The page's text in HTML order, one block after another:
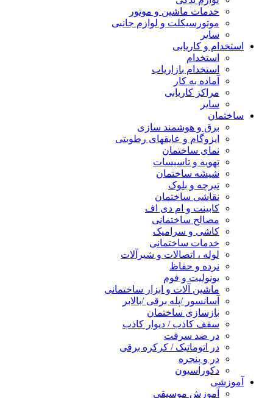
خدمات ماشین و موتور
موتورسیکلت و لوازم جانبی
سایر
استخدام و کاریابی
استخدام
استخدام بازاریاب
آماده به کار
مراکز کاریابی
سایر
ساختمان
برق و هوشمند سازی
ایزوگام و عایقهای رطوبتی
نمای ساختمان
تهویه و تاسیسات
شیشه ساختمان
تیرچه و بلوک
نقاشی ساختمان
کابینت و ام دی اف
مصالح ساختمانی
کاشی و سرامیک
خدمات ساختمانی
لوله ، اتصالات و شیرآلات
نرده و حفاظ
یونولیت و فوم
ماشین آلات و ابزار ساختمانی
آسانسور /پله برقی /بالابر
بازسازی ساختمان
سقف کاذب / دیوار کاذب
در ضد سرقت
در اتوماتیک / کرکره برقی
در و پنجره
دکوراسیون
آموزشی
آموزش موسیقی